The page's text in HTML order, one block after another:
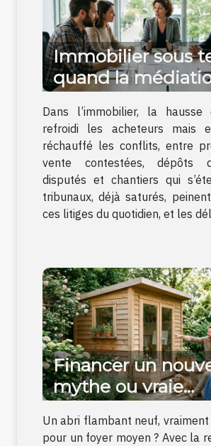
Immobilier sous
quand la
évite le tribunal
Dans l’immobilier, la
refroidi les acheteurs mais
réchauffé les conflits, entre
vente contestées, dépôts
disputés et chantiers qui
tribunaux, déjà saturés,
ces litiges du quotidien, et les
Financer un
mythe ou vraie
opportunité pour
valoriser votre
Un abri flambant neuf, vraiment
pour un foyer moyen ? Avec la